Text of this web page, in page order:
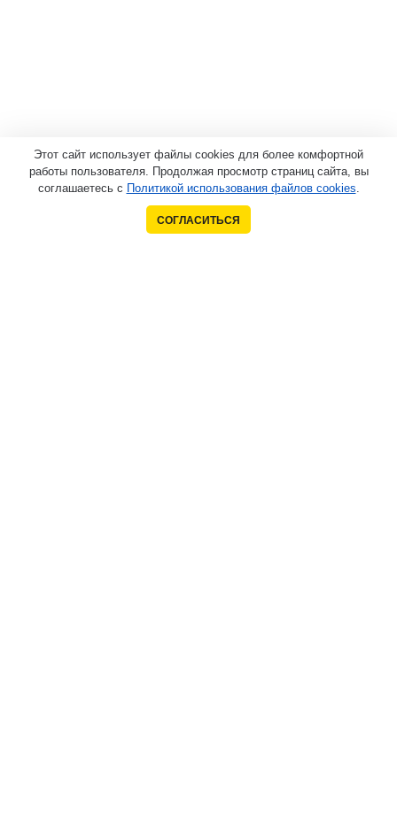
Этот сайт использует файлы cookies для более комфортной
работы пользователя. Продолжая просмотр страниц сайта, вы
соглашаетесь с Политикой использования файлов cookies.
СОГЛАСИТЬСЯ